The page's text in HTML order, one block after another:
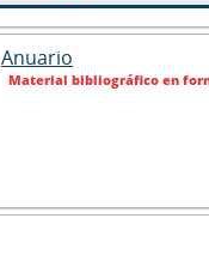
Anuario
Material bibliográfico en